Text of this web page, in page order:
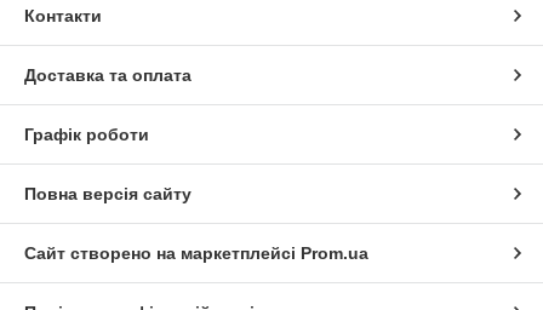
Контакти
Доставка та оплата
Графік роботи
Повна версія сайту
Сайт створено на маркетплейсі Prom.ua